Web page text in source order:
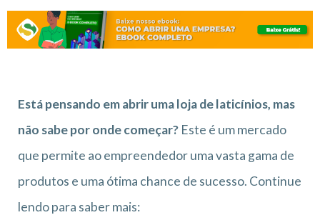
Está pensando em abrir uma loja de laticínios, mas
não sabe por onde começar? Este é um mercado
que permite ao empreendedor uma vasta gama de
produtos e uma ótima chance de sucesso. Continue
lendo para saber mais: